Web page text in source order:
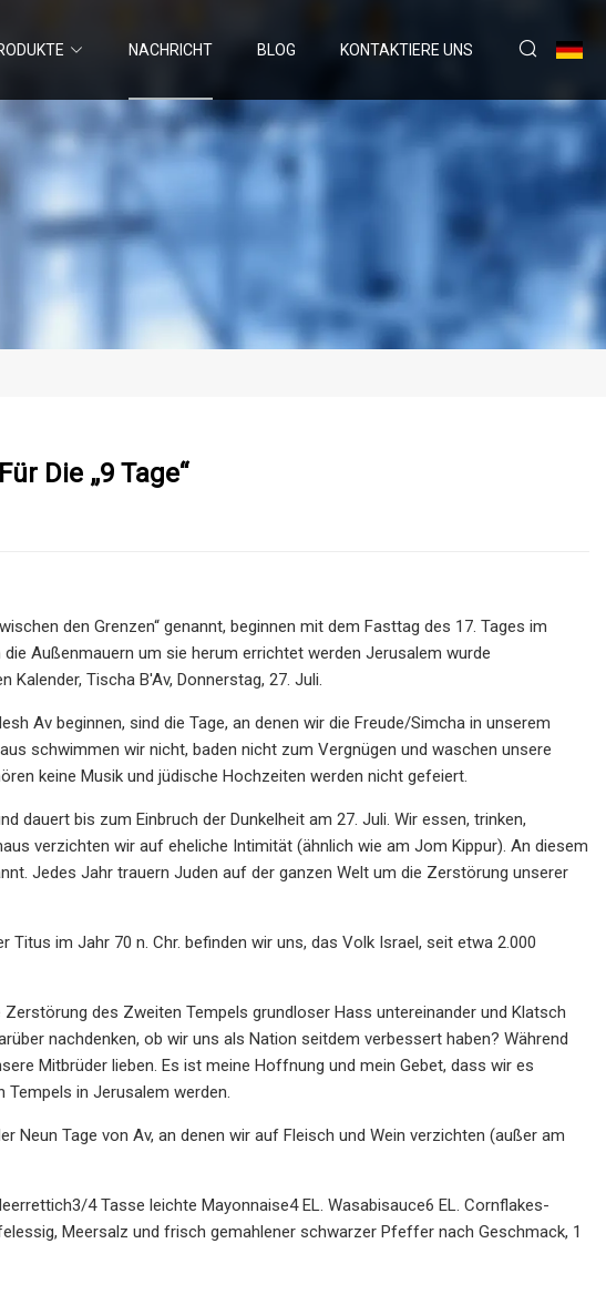
NACHRICHT BLOG KONTAKTIERE UNS
Die „9 Tage“
den Grenzen“ genannt, beginnen mit dem Fasttag des 17. Tages im
Außenmauern um sie herum errichtet werden Jerusalem wurde
Tischa B'Av, Donnerstag, 27. Juli.
Av beginnen, sind die Tage, an denen wir die Freude/Simcha in unserem
schwimmen wir nicht, baden nicht zum Vergnügen und waschen unsere
keine Musik und jüdische Hochzeiten werden nicht gefeiert.
dauert bis zum Einbruch der Dunkelheit am 27. Juli. Wir essen, trinken,
verzichten wir auf eheliche Intimität (ähnlich wie am Jom Kippur). An diesem
Jedes Jahr trauern Juden auf der ganzen Welt um die Zerstörung unserer
im Jahr 70 n. Chr. befinden wir uns, das Volk Israel, seit etwa 2.000
des Zweiten Tempels grundloser Hass untereinander und Klatsch
nachdenken, ob wir uns als Nation seitdem verbessert haben? Während
Mitbrüder lieben. Es ist meine Hoffnung und mein Gebet, dass wir es
in Jerusalem werden.
Neun Tage von Av, an denen wir auf Fleisch und Wein verzichten (außer am
4 Tasse leichte Mayonnaise4 EL. Wasabisauce6 EL. Cornflakes-
Meersalz und frisch gemahlener schwarzer Pfeffer nach Geschmack, 1